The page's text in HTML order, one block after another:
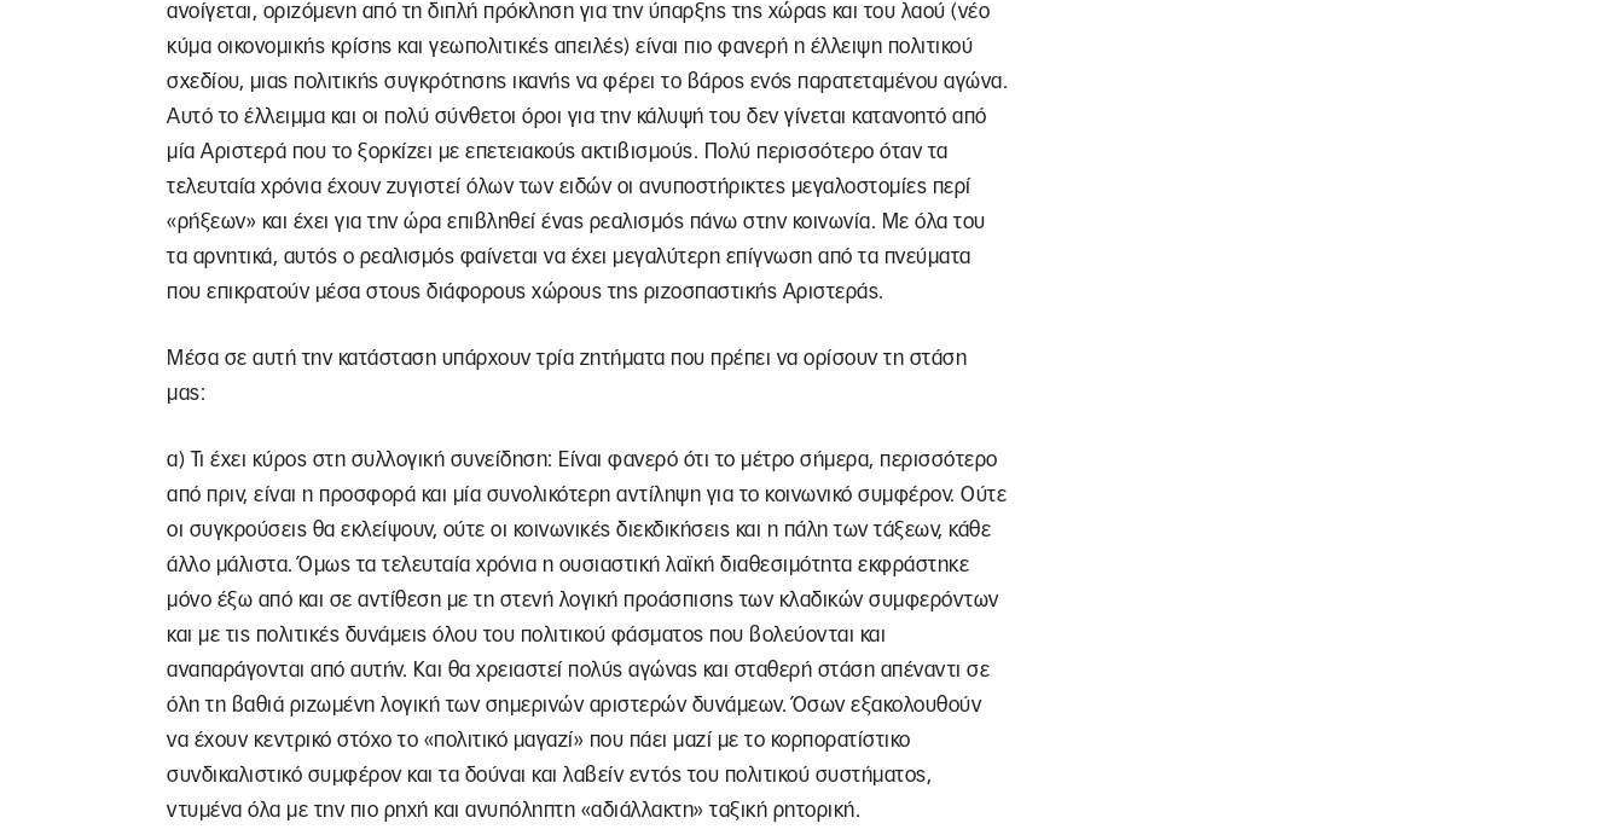
ανοίγεται, οριζόμενη από τη διπλή πρόκληση για την ύπαρξης της χώρας και του λαού (νέο
κύμα οικονομικής κρίσης και γεωπολιτικές απειλές) είναι πιο φανερή η έλλειψη πολιτικού
σχεδίου, μιας πολιτικής συγκρότησης ικανής να φέρει το βάρος ενός παρατεταμένου αγώνα.
Αυτό το έλλειμμα και οι πολύ σύνθετοι όροι για την κάλυψή του δεν γίνεται κατανοητό από
μία Αριστερά που το ξορκίζει με επετειακούς ακτιβισμούς. Πολύ περισσότερο όταν τα
τελευταία χρόνια έχουν ζυγιστεί όλων των ειδών οι ανυποστήρικτες μεγαλοστομίες περί
«ρήξεων» και έχει για την ώρα επιβληθεί ένας ρεαλισμός πάνω στην κοινωνία. Με όλα του
τα αρνητικά, αυτός ο ρεαλισμός φαίνεται να έχει μεγαλύτερη επίγνωση από τα πνεύματα
που επικρατούν μέσα στους διάφορους χώρους της ριζοσπαστικής Αριστεράς.
Μέσα σε αυτή την κατάσταση υπάρχουν τρία ζητήματα που πρέπει να ορίσουν τη στάση
μας:
α) Τι έχει κύρος στη συλλογική συνείδηση: Είναι φανερό ότι το μέτρο σήμερα, περισσότερο
από πριν, είναι η προσφορά και μία συνολικότερη αντίληψη για το κοινωνικό συμφέρον. Ούτε
οι συγκρούσεις θα εκλείψουν, ούτε οι κοινωνικές διεκδικήσεις και η πάλη των τάξεων, κάθε
άλλο μάλιστα. Όμως τα τελευταία χρόνια η ουσιαστική λαϊκή διαθεσιμότητα εκφράστηκε
μόνο έξω από και σε αντίθεση με τη στενή λογική προάσπισης των κλαδικών συμφερόντων
και με τις πολιτικές δυνάμεις όλου του πολιτικού φάσματος που βολεύονται και
αναπαράγονται από αυτήν. Και θα χρειαστεί πολύς αγώνας και σταθερή στάση απέναντι σε
όλη τη βαθιά ριζωμένη λογική των σημερινών αριστερών δυνάμεων. Όσων εξακολουθούν
να έχουν κεντρικό στόχο το «πολιτικό μαγαζί» που πάει μαζί με το κορπορατίστικο
συνδικαλιστικό συμφέρον και τα δούναι και λαβείν εντός του πολιτικού συστήματος,
ντυμένα όλα με την πιο ρηχή και ανυπόληπτη «αδιάλλακτη» ταξική ρητορική.